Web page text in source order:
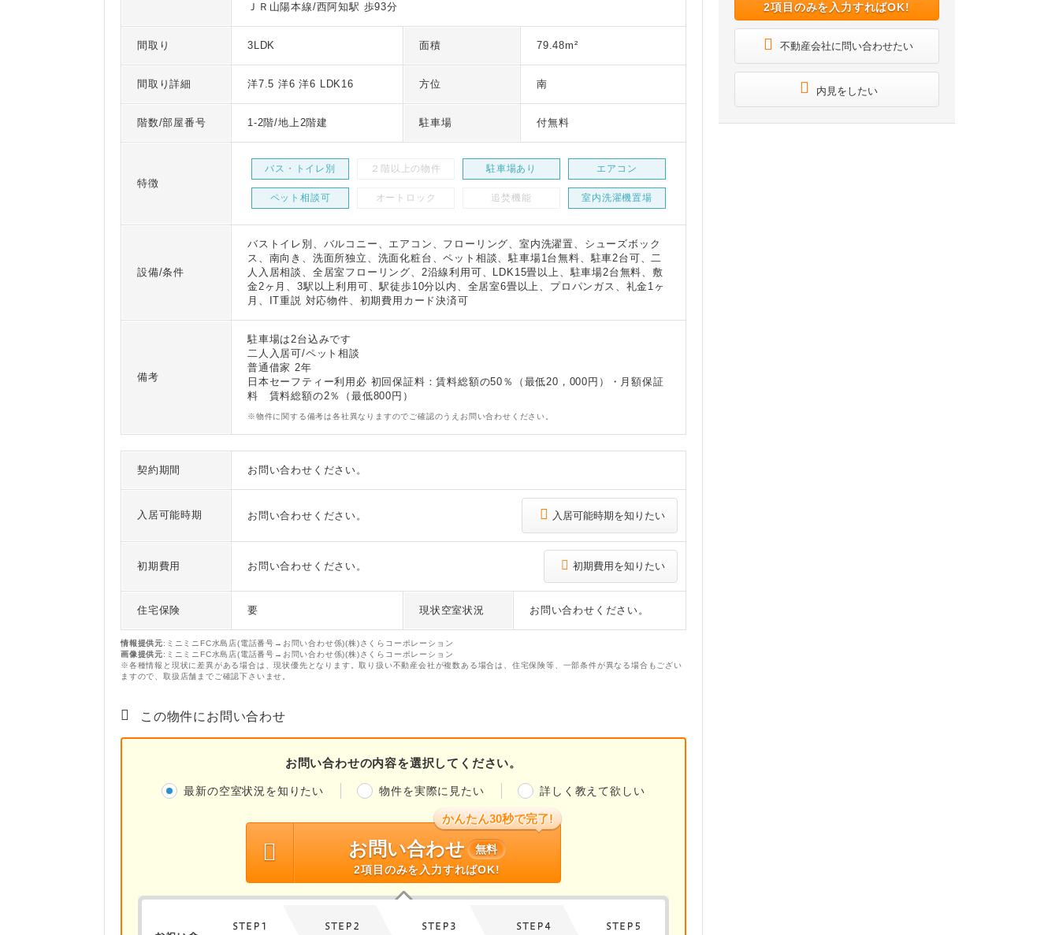
ＪＲ山陽本線/西阿知駅 歩93分
間取り 3LDK 面積 79.48m²
間取り詳細 洋7.5 洋6 洋6 LDK16 方位 南
階数/部屋番号 1-2階/地上2階建 駐車場 付無料
特徴
バス・トイレ別 ２階以上の物件 駐車場あり エアコン
ペット相談可 オートロック 追焚機能 室内洗濯機置場
設備/条件
バストイレ別、バルコニー、エアコン、フローリング、室内洗濯置、シューズボック
ス、南向き、洗面所独立、洗面化粧台、ペット相談、駐車場1台無料、駐車2台可、二
人入居相談、全居室フローリング、2沿線利用可、LDK15畳以上、駐車場2台無料、敷
金2ヶ月、3駅以上利用可、駅徒歩10分以内、全居室6畳以上、プロパンガス、礼金1ヶ
月、IT重説 対応物件、初期費用カード決済可
備考
駐車場は2台込みです
二人入居可/ペット相談
普通借家 2年
日本セーフティー利用必 初回保証料：賃料総額の50％（最低20，000円）・月額保証
料 賃料総額の2％（最低800円）
※物件に関する備考は各社異なりますのでご確認のうえお問い合わせください。
契約期間 お問い合わせください。
入居可能時期 お問い合わせください。 入居可能時期を知りたい
初期費用 お問い合わせください。 初期費用を知りたい
住宅保険 要 現状空室状況 お問い合わせください。
情報提供元:ミニミニFC水島店(電話番号→お問い合わせ係)(株)さくらコーポレーション
画像提供元:ミニミニFC水島店(電話番号→お問い合わせ係)(株)さくらコーポレーション
※各種情報と現状に差異がある場合は、現状優先となります。取り扱い不動産会社が複数ある場合は、住宅保険等、一部条件が異なる場合もござい
ますので、取扱店舗までご確認下さいませ。
この物件にお問い合わせ
お問い合わせの内容を選択してください。
最新の空室状況を知りたい 物件を実際に見たい 詳しく教えて欲しい
かんたん30秒で完了!
お問い合わせ
無料
2項目のみを入力すればOK!
2項目のみを入力すればOK!
不動産会社に問い合わせたい
内見をしたい